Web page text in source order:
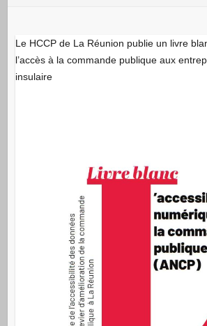
Le HCCP de La Réunion publie un livre
l’accès à la commande publique aux
insulaire